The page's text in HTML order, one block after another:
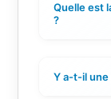
Quelle est
?
Y a-t-il une